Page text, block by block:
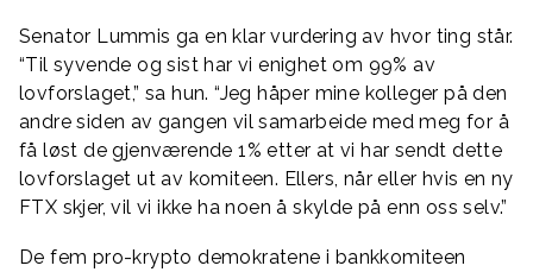
Senator Lummis ga en klar vurdering av hvor ting står.
“Til syvende og sist har vi enighet om 99% av
lovforslaget,” sa hun. “Jeg håper mine kolleger på den
andre siden av gangen vil samarbeide med meg for å
få løst de gjenværende 1% etter at vi har sendt dette
lovforslaget ut av komiteen. Ellers, når eller hvis en ny
FTX skjer, vil vi ikke ha noen å skylde på enn oss selv.”
De fem pro-krypto demokratene i bankkomiteen